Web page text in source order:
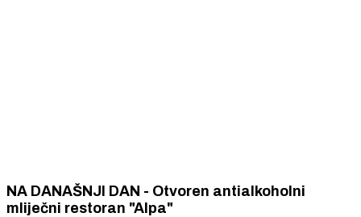
NA DANAŠNJI DAN - Otvoren antialkoholni
mliječni restoran "Alpa"